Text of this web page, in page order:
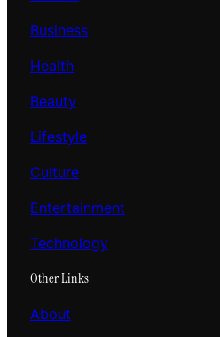
Business
Health
Beauty
Lifestyle
Culture
Entertainment
Technology
Other Links
About